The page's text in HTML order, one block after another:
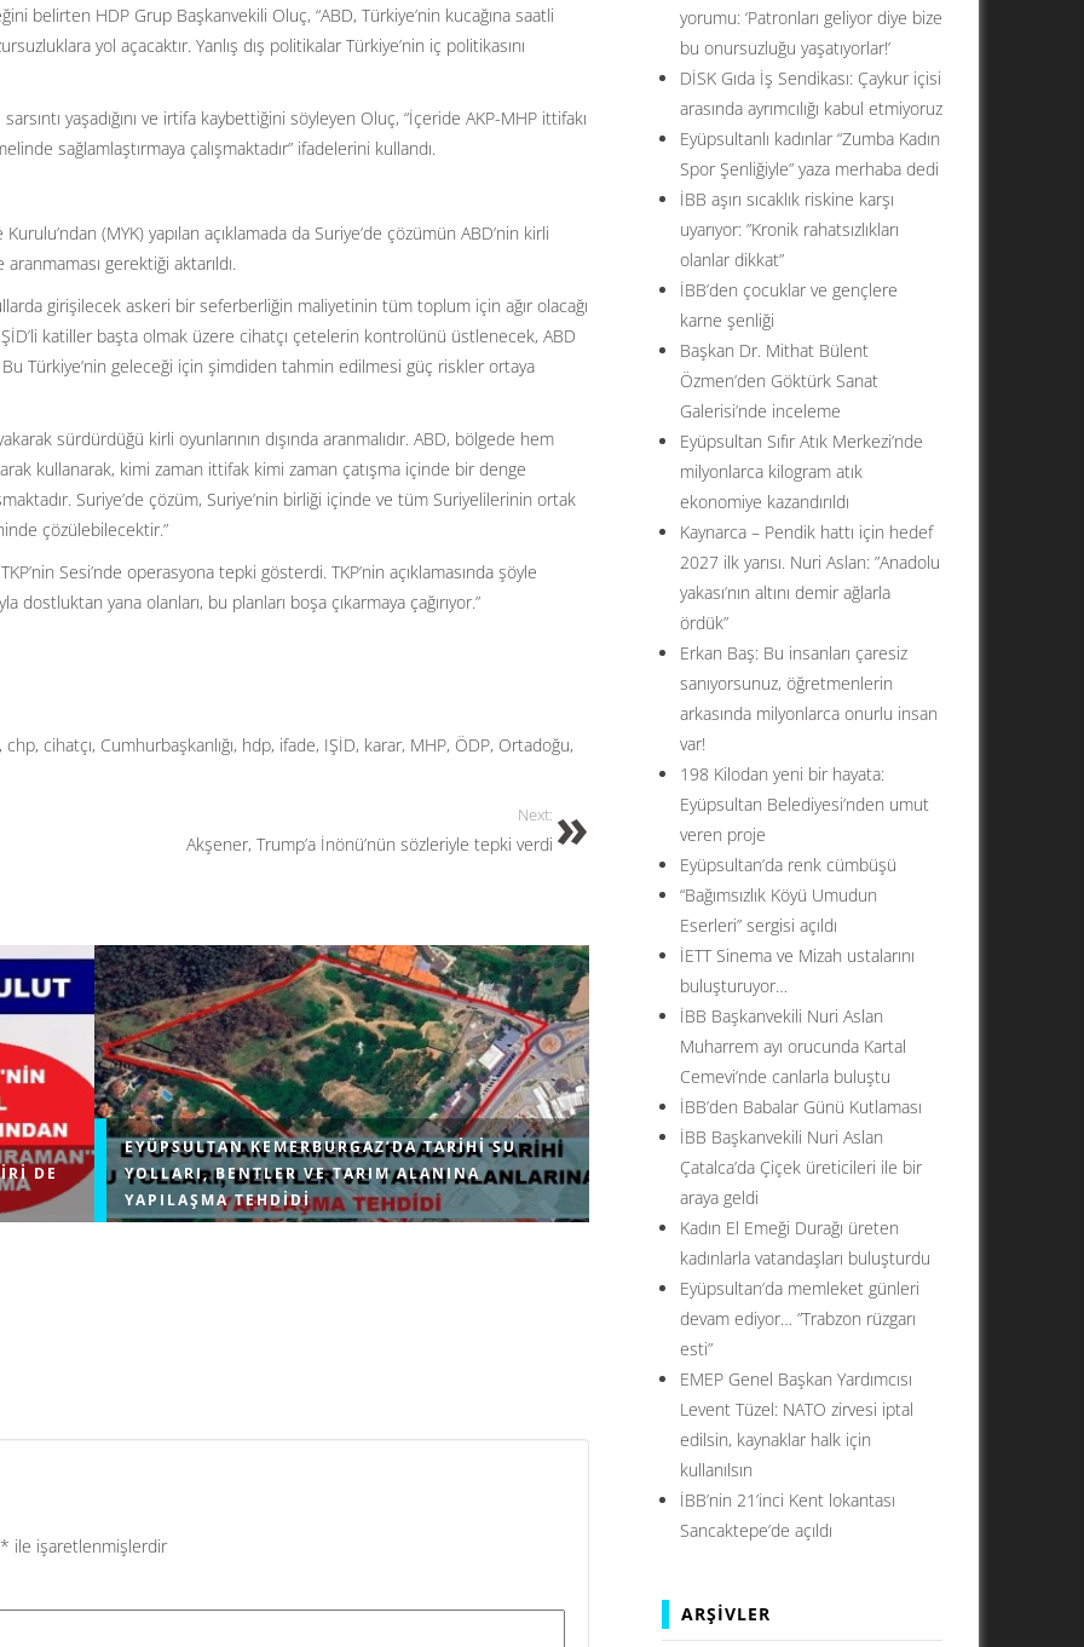
belirten HDP Grup Başkanvekili Oluç, “ABD, Türkiye’nin kucağına saatli
yol açacaktır. Yanlış dış politikalar Türkiye’nin iç politikasını
yaşadığını ve irtifa kaybettiğini söyleyen Oluç, “İçeride AKP-MHP ittifakı
sağlamlaştırmaya çalışmaktadır” ifadelerini kullandı.
(MYK) yapılan açıklamada da Suriye’de çözümün ABD’nin kirli
gerektiği aktarıldı.
girişilecek askeri bir seferberliğin maliyetinin tüm toplum için ağır olacağı
katiller başta olmak üzere cihatçı çetelerin kontrolünü üstlenecek, ABD
Türkiye’nin geleceği için şimdiden tahmin edilmesi güç riskler ortaya
sürdürdüğü kirli oyunlarının dışında aranmalıdır. ABD, bölgede hem
kullanarak, kimi zaman ittifak kimi zaman çatışma içinde bir denge
Suriye’de çözüm, Suriye’nin birliği içinde ve tüm Suriyelilerinin ortak
çözülebilecektir.”
Sesi’nde operasyona tepki gösterdi. TKP’nin açıklamasında şöyle
dostluktan yana olanları, bu planları boşa çıkarmaya çağırıyor.”
, chp, cihatçı, Cumhurbaşkanlığı, hdp, ifade, IŞİD, karar, MHP, ÖDP, Ortadoğu,
Next:
Akşener, Trump’a İnönü’nün sözleriyle tepki verdi
DE
temel
ve
EYÜPSULTAN KEMERBURGAZ’DA TARIHI SU
YOLLARI, BENTLER VE TARIM ALANINA
YAPILAŞMA TEHDIDI
* ile işaretlenmişlerdir
yorumu: ‘Patronları geliyor diye bize
bu onursuzluğu yaşatıyorlar!’
DİSK Gıda İş Sendikası: Çaykur içisi
arasında ayrımcılığı kabul etmiyoruz
Eyüpsultanlı kadınlar “Zumba Kadın
Spor Şenliğiyle” yaza merhaba dedi
İBB aşırı sıcaklık riskine karşı
uyarıyor: ”Kronik rahatsızlıkları
olanlar dikkat”
İBB’den çocuklar ve gençlere
karne şenliği
Başkan Dr. Mithat Bülent
Özmen’den Göktürk Sanat
Galerisi’nde inceleme
Eyüpsultan Sıfır Atık Merkezi’nde
milyonlarca kilogram atık
ekonomiye kazandırıldı
Kaynarca – Pendik hattı için hedef
2027 ilk yarısı. Nuri Aslan: ”Anadolu
yakası’nın altını demir ağlarla
ördük”
Erkan Baş: Bu insanları çaresiz
sanıyorsunuz, öğretmenlerin
arkasında milyonlarca onurlu insan
var!
198 Kilodan yeni bir hayata:
Eyüpsultan Belediyesi’nden umut
veren proje
Eyüpsultan’da renk cümbüşü
“Bağımsızlık Köyü Umudun
Eserleri” sergisi açıldı
İETT Sinema ve Mizah ustalarını
buluşturuyor…
İBB Başkanvekili Nuri Aslan
Muharrem ayı orucunda Kartal
Cemevi’nde canlarla buluştu
İBB’den Babalar Günü Kutlaması
İBB Başkanvekili Nuri Aslan
Çatalca’da Çiçek üreticileri ile bir
araya geldi
Kadın El Emeği Durağı üreten
kadınlarla vatandaşları buluşturdu
Eyüpsultan’da memleket günleri
devam ediyor… ”Trabzon rüzgarı
esti”
EMEP Genel Başkan Yardımcısı
Levent Tüzel: NATO zirvesi iptal
edilsin, kaynaklar halk için
kullanılsın
İBB’nin 21’inci Kent lokantası
Sancaktepe’de açıldı
ARŞIVLER